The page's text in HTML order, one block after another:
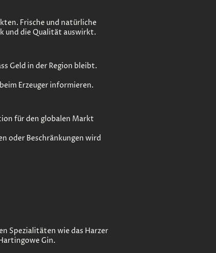
Frische und natürliche
und die Qualität auswirkt.
Geld in der Region bleibt.
Erzeuger informieren.
für den globalen Markt
oder Beschränkungen wird
Spezialitäten wie das Harzer
Gin.